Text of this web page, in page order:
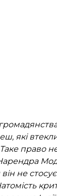
які
право
Нарендра
не